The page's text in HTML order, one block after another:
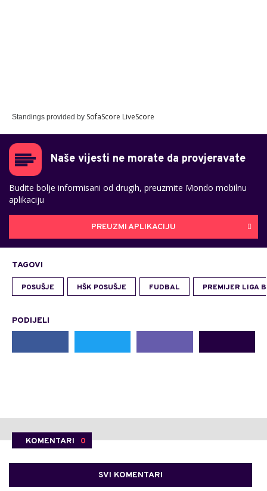
Standings provided by SofaScore LiveScore
Naše vijesti ne morate da provjeravate
Budite bolje informisani od drugih, preuzmite Mondo mobilnu
aplikaciju
PREUZMI APLIKACIJU
TAGOVI
POSUŠJE HŠK POSUŠJE FUDBAL PREMIJER LIGA
PODIJELI
KOMENTARI 0
SVI KOMENTARI